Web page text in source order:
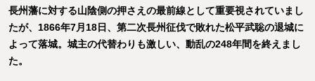
長州藩に対する山陰側の押さえの最前線として重要視されていまし
たが、1866年7月18日、第二次長州征伐で敗れた松平武聡の退城に
よって落城。城主の代替わりも激しい、動乱の248年間を終えまし
た。